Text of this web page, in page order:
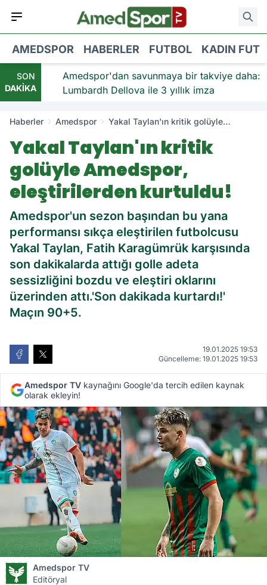
AMEDSPOR HABERLER FUTBOL KADIN
SON
DAKİKA
Amedspor'dan savunmaya bir takviye daha:
Lumbardh Dellova ile 3 yıllık imza
Haberler Amedspor
Yakal Taylan'ın kritik golüyle
Yakal Taylan'ın kritik
golüyle Amedspor,
eleştirilerden kurtuldu!
Amedspor'un sezon başından bu yana
performansı sıkça eleştirilen futbolcusu
Yakal Taylan, Fatih Karagümrük karşısında
son dakikalarda attığı golle adeta
sessizliğini bozdu ve eleştiri oklarını
üzerinden attı.'Son dakikada kurtardı!'
Maçın 90+5.
19.01.2025 19:53
Güncelleme: 19.01.2025 19:53
Amedspor TV kaynağını Google'da tercih edilen kaynak
olarak ekleyin!
Amedspor TV
Editöryal